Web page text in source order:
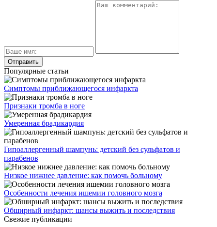
Популярные статьи
Симптомы приближающегося инфаркта
Признаки тромба в ноге
Умеренная брадикардия
Гипоаллергенный шампунь: детский без сульфатов и
парабенов
Низкое нижнее давление: как помочь больному
Особенности лечения ишемии головного мозга
Обширный инфаркт: шансы выжить и последствия
Свежие публикации